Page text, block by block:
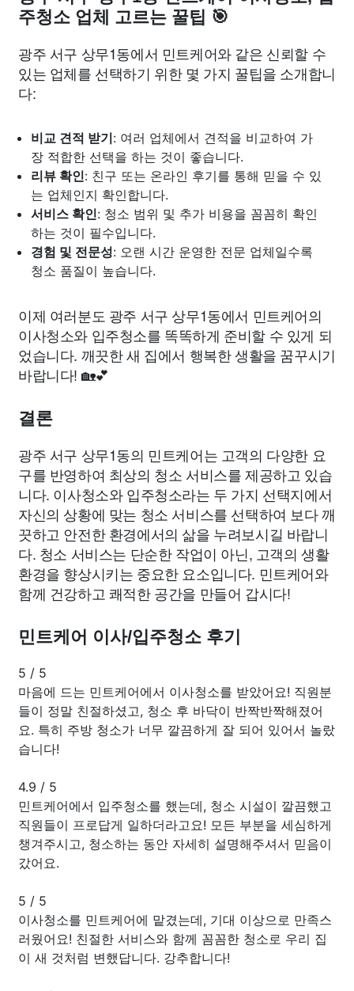
주청소 업체 고르는 꿀팁 🎯
광주 서구 상무1동에서 민트케어와 같은 신뢰할 수
있는 업체를 선택하기 위한 몇 가지 꿀팁을 소개합니
다:
비교 견적 받기: 여러 업체에서 견적을 비교하여 가
장 적합한 선택을 하는 것이 좋습니다.
리뷰 확인: 친구 또는 온라인 후기를 통해 믿을 수 있
는 업체인지 확인합니다.
서비스 확인: 청소 범위 및 추가 비용을 꼼꼼히 확인
하는 것이 필수입니다.
경험 및 전문성: 오랜 시간 운영한 전문 업체일수록
청소 품질이 높습니다.
이제 여러분도 광주 서구 상무1동에서 민트케어의
이사청소와 입주청소를 똑똑하게 준비할 수 있게 되
었습니다. 깨끗한 새 집에서 행복한 생활을 꿈꾸시기
바랍니다! 🏡💕
결론
광주 서구 상무1동의 민트케어는 고객의 다양한 요
구를 반영하여 최상의 청소 서비스를 제공하고 있습
니다. 이사청소와 입주청소라는 두 가지 선택지에서
자신의 상황에 맞는 청소 서비스를 선택하여 보다 깨
끗하고 안전한 환경에서의 삶을 누려보시길 바랍니
다. 청소 서비스는 단순한 작업이 아닌, 고객의 생활
환경을 향상시키는 중요한 요소입니다. 민트케어와
함께 건강하고 쾌적한 공간을 만들어 갑시다!
민트케어 이사/입주청소 후기
5 / 5
마음에 드는 민트케어에서 이사청소를 받았어요! 직원분
들이 정말 친절하셨고, 청소 후 바닥이 반짝반짝해졌어
요. 특히 주방 청소가 너무 깔끔하게 잘 되어 있어서 놀랐
습니다!
4.9 / 5
민트케어에서 입주청소를 했는데, 청소 시설이 깔끔했고
직원들이 프로답게 일하더라고요! 모든 부분을 세심하게
챙겨주시고, 청소하는 동안 자세히 설명해주셔서 믿음이
갔어요.
5 / 5
이사청소를 민트케어에 맡겼는데, 기대 이상으로 만족스
러웠어요! 친절한 서비스와 함께 꼼꼼한 청소로 우리 집
이 새 것처럼 변했답니다. 강추합니다!